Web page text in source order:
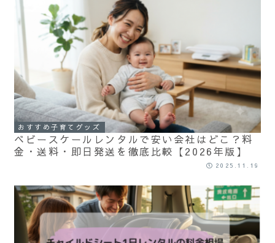
おすすめ子育てグッズ
ベビースケールレンタルで安い会社はどこ？料
金・送料・即日発送を徹底比較【2026年版】
2025.11.19